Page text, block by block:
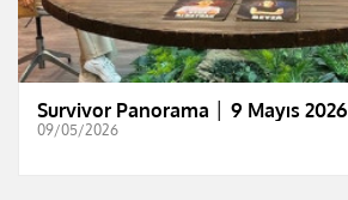
Survivor Panorama │ 9 Mayıs 2026
09/05/2026